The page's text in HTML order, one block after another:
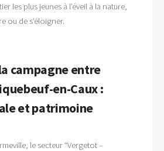
les plus jeunes à l’éveil à la nature,
ou de s’éloigner.
campagne entre
en-Caux :
et patrimoine
le secteur “Vergetot –